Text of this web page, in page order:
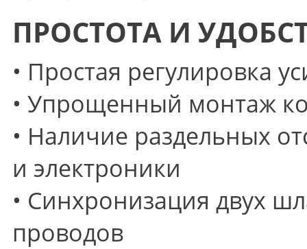
ПРОСТОТА И
• Простая регулировка
• Упрощенный монтаж
• Наличие раздельных
и электроники
• Синхронизация двух
проводов